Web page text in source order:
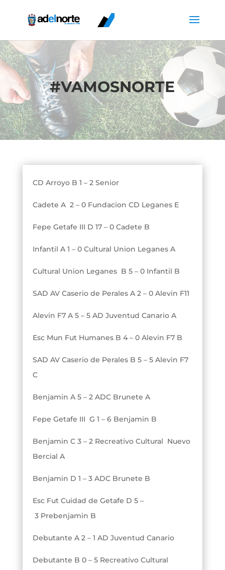
#VAMOSNORTE
CD Arroyo B 1 – 2 Senior
Cadete A 2 – 0 Fundacion CD Leganes E
Fepe Getafe III D 17 – 0 Cadete B
Infantil A 1 – 0 Cultural Union Leganes A
Cultural Union Leganes B 5 – 0 Infantil B
SAD AV Caserio de Perales A 2 – 0 Alevin F11
Alevin F7 A 5 – 5 AD Juventud Canario A
Esc Mun Fut Humanes B 4 – 0 Alevin F7 B
SAD AV Caserio de Perales B 5 – 5Alevin F7
C
Benjamin A 5 – 2 ADC Brunete A
Fepe Getafe III G 1 – 6 Benjamin B
Benjamin C 3 – 2 Recreativo Cultural Nuevo
Bercial A
Benjamin D 1 – 3 ADC Brunete B
Esc Fut Cuidad de Getafe D 5 –
3 Prebenjamin B
Debutante A 2 – 1 AD Juventud Canario
Debutante B 0 – 5 Recreativo Cultural